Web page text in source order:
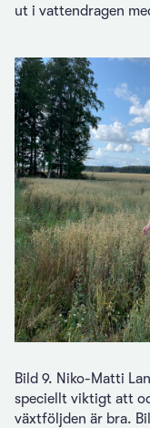
ut i vattendragen
Bild 9. Niko-Matti
speciellt viktigt att
växtföljden är bra.